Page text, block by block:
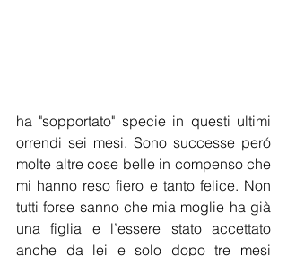
ha "sopportato" specie in questi ultimi
orrendi sei mesi. Sono successe peró
molte altre cose belle in compenso che
mi hanno reso fiero e tanto felice. Non
tutti forse sanno che mia moglie ha già
una figlia e l’essere stato accettato
anche da lei e solo dopo tre mesi